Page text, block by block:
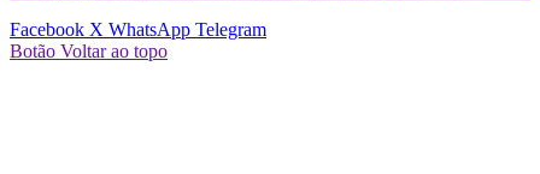
Facebook X WhatsApp Telegram
Botão Voltar ao topo